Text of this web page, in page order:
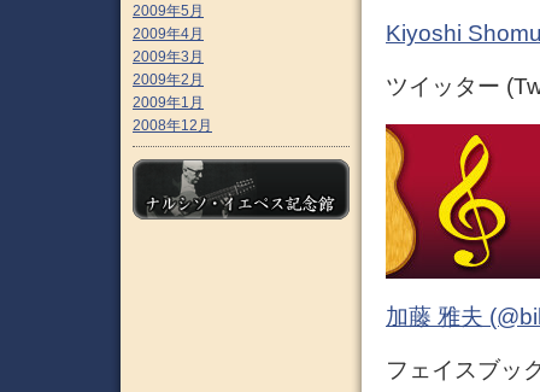
Kiyoshi
ツイッター
加藤 雅夫
フェイスブッ
2009年5月
2009年4月
2009年3月
2009年2月
2009年1月
2008年12月